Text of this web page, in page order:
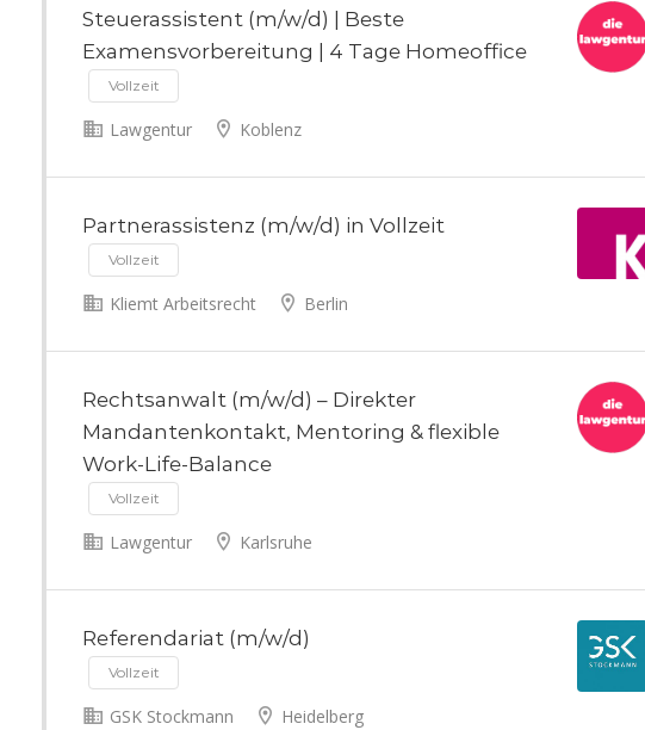
Steuerassistent (m/w/d) | Beste
Examensvorbereitung | 4 Tage Homeoffice
Vollzeit
Lawgentur Koblenz
Partnerassistenz (m/w/d) in Vollzeit
Vollzeit
Kliemt Arbeitsrecht Berlin
Rechtsanwalt (m/w/d) – Direkter
Mandantenkontakt, Mentoring & flexible
Work-Life-Balance
Vollzeit
Lawgentur Karlsruhe
Referendariat (m/w/d)
Vollzeit
GSK Stockmann Heidelberg